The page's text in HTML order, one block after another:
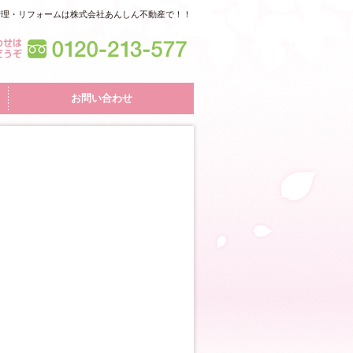
・リフォームは株式会社あんしん不動産で！！
お問い合わせ